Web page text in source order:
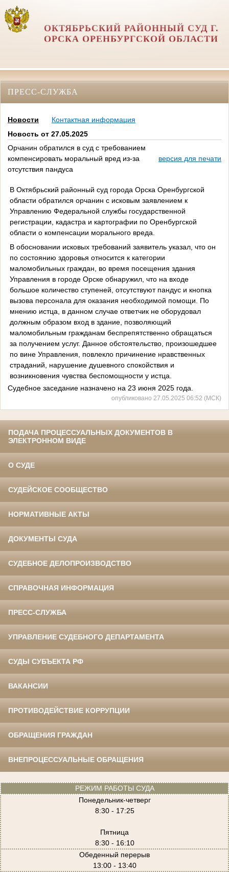
ОКТЯБРЬСКИЙ РАЙОННЫЙ СУД Г.
ОРСКА ОРЕНБУРГСКОЙ ОБЛАСТИ
ПРЕСС-СЛУЖБА
Новости
Контактная информация
Новость от 27.05.2025
Орчанин обратился в суд с требованием
компенсировать моральный вред из-за
отсутствия пандуса
версия для печати
В Октябрьский районный суд города Орска Оренбургской
области обратился орчанин с исковым заявлением к
Управлению Федеральной службы государственной
регистрации, кадастра и картографии по Оренбургской
области о компенсации морального вреда.
В обосновании исковых требований заявитель указал, что он
по состоянию здоровья относится к категории
маломобильных граждан, во время посещения здания
Управления в городе Орске обнаружил, что на входе
большое количество ступеней, отсутствуют пандус и кнопка
вызова персонала для оказания необходимой помощи. По
мнению истца, в данном случае ответчик не оборудовал
должным образом вход в здание, позволяющий
маломобильным гражданам беспрепятственно обращаться
за получением услуг. Данное обстоятельство, произошедшее
по вине Управления, повлекло причинение нравственных
страданий, нарушение душевного спокойствия и
возникновения чувства беспомощности у истца.
Судебное заседание назначено на 23 июня 2025 года.
опубликовано 27.05.2025 06:52 (МСК)
ПОДАЧА ПРОЦЕССУАЛЬНЫХ ДОКУМЕНТОВ В
ЭЛЕКТРОННОМ ВИДЕ
О СУДЕ
СУДЕЙСКОЕ СООБЩЕСТВО
НОРМАТИВНЫЕ АКТЫ
ДОКУМЕНТЫ СУДА
СУДЕБНОЕ ДЕЛОПРОИЗВОДСТВО
СПРАВОЧНАЯ ИНФОРМАЦИЯ
ПРЕСС-СЛУЖБА
УПРАВЛЕНИЕ СУДЕБНОГО ДЕПАРТАМЕНТА
СУДЫ СУБЪЕКТА РФ
ВАКАНСИИ
ПРОТИВОДЕЙСТВИЕ КОРРУПЦИИ
ОБРАЩЕНИЯ ГРАЖДАН
ВНЕПРОЦЕССУАЛЬНЫЕ ОБРАЩЕНИЯ
РЕЖИМ РАБОТЫ СУДА
Понедельник-четверг
8:30 - 17:25
Пятница
8:30 - 16:10
Обеденный перерыв
13:00 - 13:40